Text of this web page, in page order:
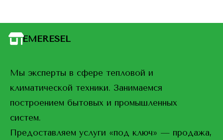
EMERESEL
Мы эксперты в сфере тепловой и
климатической техники. Занимаемся
построением бытовых и промышленных
систем.
Предоставляем услуги «под ключ» — продажа,